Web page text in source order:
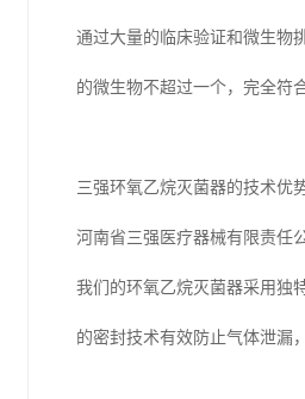
通过大量的临床验证和微生物
的微生物不超过一个，完全符
三强环氧乙烷灭菌器的技术优
河南省三强医疗器械有限责任
我们的环氧乙烷灭菌器采用独
的密封技术有效防止气体泄漏